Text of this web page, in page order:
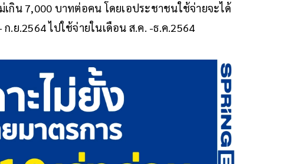
กิน 7,000 บาทต่อคน โดยเอประชาชนใช้จ่ายจะได้
.ย.2564 ไปใช้จ่ายในเดือน ส.ค. -ธ.ค.2564